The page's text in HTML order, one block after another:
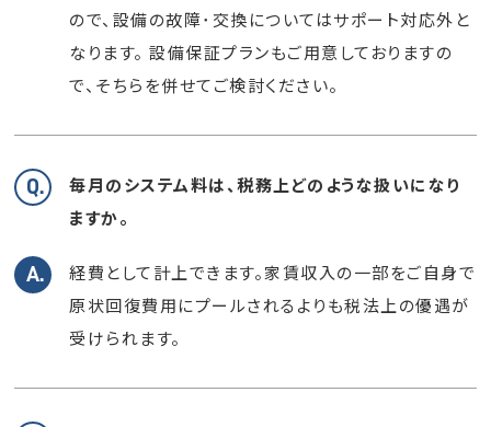
ので、設備の故障･交換についてはサポート対応外と
なります。設備保証プランもご用意しておりますの
で、そちらを併せてご検討ください。
毎月のシステム料は、税務上どのような扱いになり
ますか。
経費として計上できます。家賃収入の一部をご自身で
原状回復費用にプールされるよりも税法上の優遇が
受けられます。